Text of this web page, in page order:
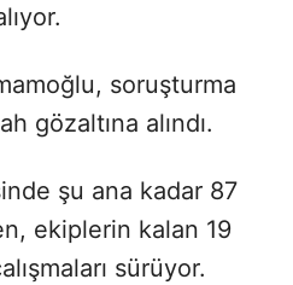
soruşturma
gözaltına alındı.
şu ana kadar 87
ekiplerin kalan 19
sürüyor.